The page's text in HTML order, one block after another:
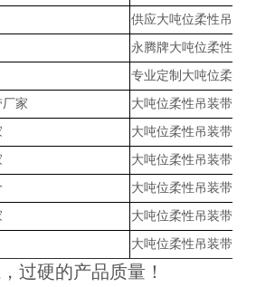
供应大吨位柔性吊装
永腾牌大吨位柔性吊
专业定制大吨位柔性
家 大吨位柔性吊装带哪
大吨位柔性吊装带厂
大吨位柔性吊装带厂
大吨位柔性吊装带报
大吨位柔性吊装带价
大吨位柔性吊装带*
过硬的产品质量！